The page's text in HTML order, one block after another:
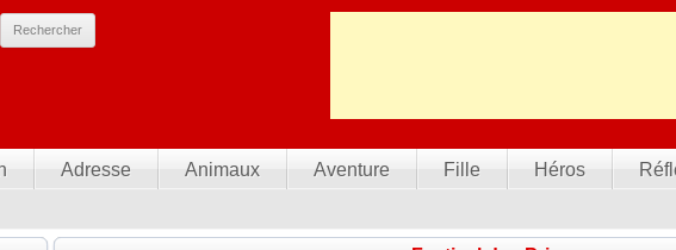
Adresse Animaux Aventure Fille Héros